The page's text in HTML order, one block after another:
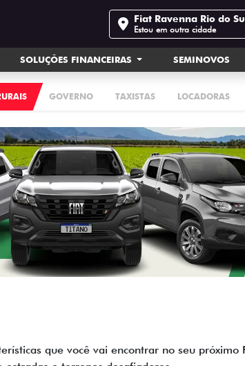
Fiat Ravenna Rio do
Estou em outra cidade
SOLUÇÕES FINANCEIRAS SEMINOVOS
GOVERNO TAXISTAS LOCADORAS
que você vai encontrar no seu